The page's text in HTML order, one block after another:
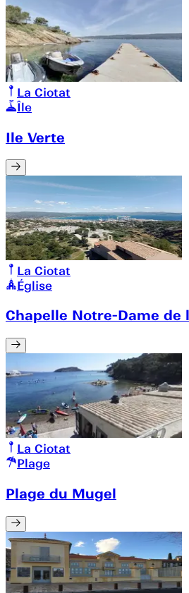
La Ciotat
Île
Ile Verte
La Ciotat
Église
Chapelle Notre-Dame de
La Ciotat
Plage
Plage du Mugel